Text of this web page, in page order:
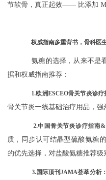
节软骨，真正起效—— 比添加
权威指南多重背书，骨科医
氨糖的选择，从来不是
据和权威指南推荐：
1.欧洲ESCEO骨关节炎诊疗
骨关节炎一线基础治疗用品，强
2.中国骨关节炎诊疗指南
质，同步认可结晶型硫酸氨糖
的优先选择，对盐酸氨糖推荐级
3.国际顶刊JAMA荟萃分析：